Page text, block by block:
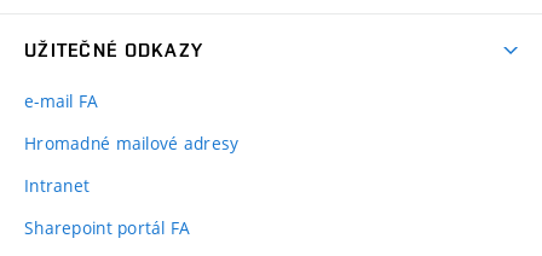
UŽITEČNÉ ODKAZY
e-mail FA
Hromadné mailové adresy
Intranet
Sharepoint portál FA